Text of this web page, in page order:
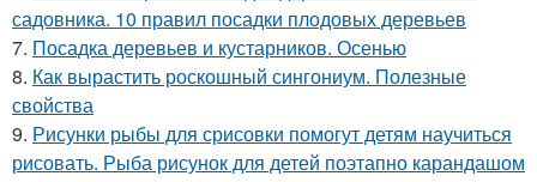
садовника. 10 правил посадки плодовых деревьев
7. Посадка деревьев и кустарников. Осенью
8. Как вырастить роскошный сингониум. Полезные
свойства
9. Рисунки рыбы для срисовки помогут детям научиться
рисовать. Рыба рисунок для детей поэтапно карандашом